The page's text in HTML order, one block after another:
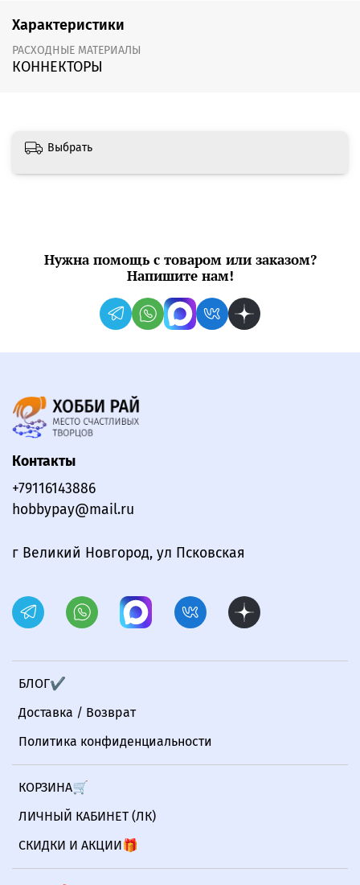
Характеристики
РАСХОДНЫЕ МАТЕРИАЛЫ
КОННЕКТОРЫ
Выбрать
Нужна помощь с товаром или заказом?
Напишите нам!
БЛОГ✔
Доставка / Возврат
Политика конфиденциальности
КОРЗИНА🛒
ЛИЧНЫЙ КАБИНЕТ (ЛК)
СКИДКИ И АКЦИИ🎁
Контакты
+79116143886
hobbypay@mail.ru
г Великий Новгород, ул Псковская